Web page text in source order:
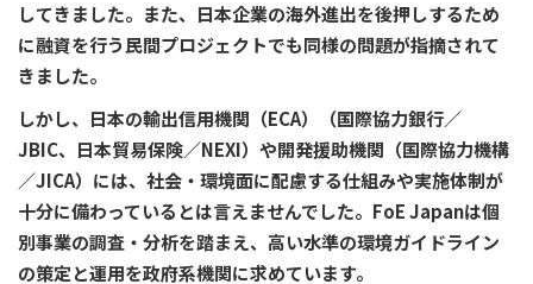
してきました。また、日本企業の海外進出を後押しするため
に融資を行う民間プロジェクトでも同様の問題が指摘されて
きました。
しかし、日本の輸出信用機関（ECA）（国際協力銀行／
JBIC、日本貿易保険／NEXI）や開発援助機関（国際協力機構
／JICA）には、社会・環境面に配慮する仕組みや実施体制が
十分に備わっているとは言えませんでした。FoE Japanは個
別事業の調査・分析を踏まえ、高い水準の環境ガイドライン
の策定と運用を政府系機関に求めています。